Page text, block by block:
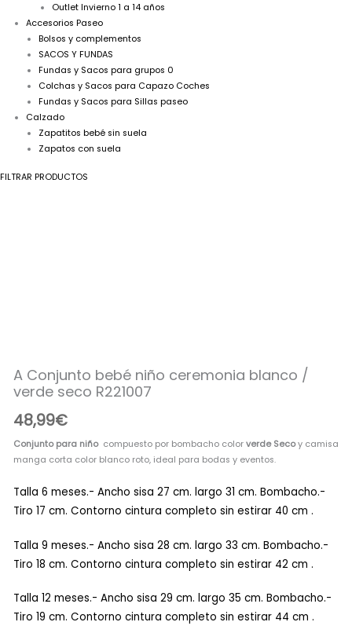
Outlet Invierno 1 a 14 años
Accesorios Paseo
Bolsos y complementos
SACOS Y FUNDAS
Fundas y Sacos para grupos 0
Colchas y Sacos para Capazo Coches
Fundas y Sacos para Sillas paseo
Calzado
Zapatitos bebé sin suela
Zapatos con suela
FILTRAR PRODUCTOS
A Conjunto bebé niño ceremonia blanco /
verde seco R221007
48,99€
Conjunto para niñocompuesto por bombacho color verde Secoy camisa
manga corta color blanco roto, ideal para bodas y eventos.
Talla 6 meses.- Ancho sisa 27 cm. largo 31 cm. Bombacho.-
Tiro 17 cm. Contorno cintura completo sin estirar 40 cm .
Talla 9 meses.- Ancho sisa 28 cm. largo 33 cm. Bombacho.-
Tiro 18 cm. Contorno cintura completo sin estirar 42 cm .
Talla 12 meses.- Ancho sisa 29 cm. largo 35 cm. Bombacho.-
Tiro 19 cm. Contorno cintura completo sin estirar 44 cm .
seco
R221007